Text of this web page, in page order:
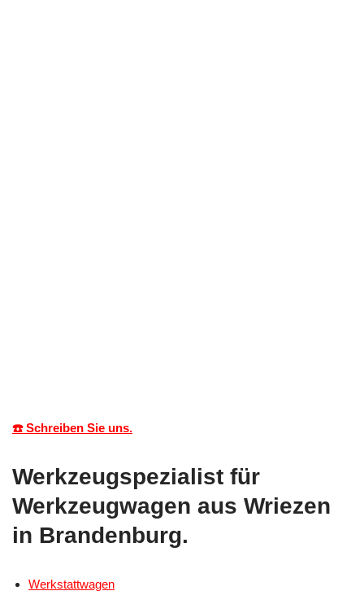
☎️ Schreiben Sie uns.
Werkzeugspezialist für
Werkzeugwagen aus Wriezen
in Brandenburg.
Werkstattwagen